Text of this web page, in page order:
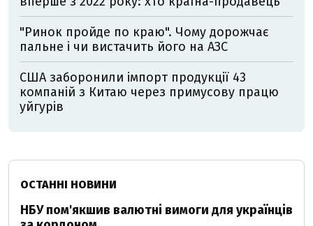
"Ринок пройде по краю". Чому дорожчає
пальне і чи вистачить його на АЗС
США заборонили імпорт продукції 43
компаній з Китаю через примусову працю
уйгурів
ОСТАННІ НОВИНИ
НБУ пом'якшив валютні вимоги для українців